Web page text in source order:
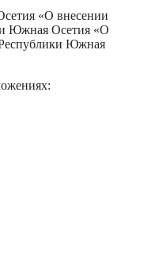
«О внесении
Южная Осетия «О
Южная